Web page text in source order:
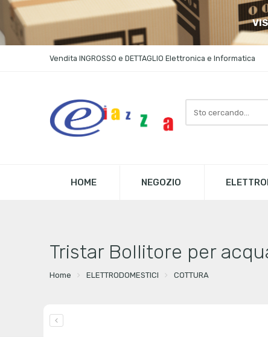
Vendita INGROSSO e DETTAGLIO Elettronica e Informatica
here
HOME NEGOZIO
Tristar Bollitore per
Home ELETTRODOMESTICI COTTURA